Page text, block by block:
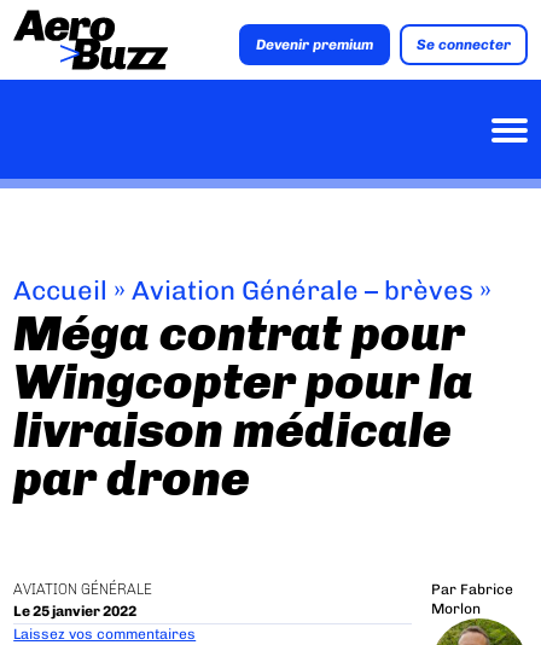
Devenir premium Se connecter
Accueil »Aviation Générale – brèves »
Méga contrat pour
Wingcopter pour la
livraison médicale
par drone
AVIATION GÉNÉRALE
Le 25 janvier 2022
Par Fabrice
Morlon
Laissez vos commentaires